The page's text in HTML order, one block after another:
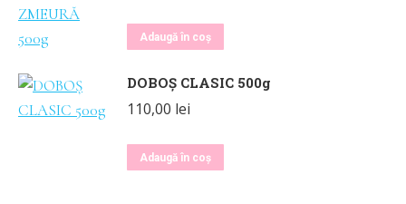
Adaugă în coș
DOBOȘ CLASIC 500g
110,00 lei
Adaugă în coș